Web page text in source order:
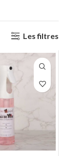
Les filtres